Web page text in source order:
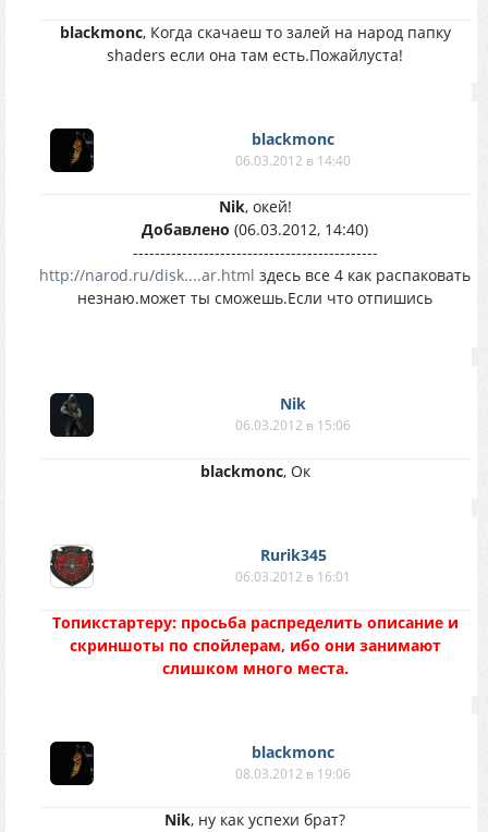
blackmonc, Когда скачаеш то залей на народ папку
shaders если она там есть.Пожайлуста!
blackmonc
06.03.2012 в 14:40
Nik, окей!
Добавлено (06.03.2012, 14:40)
---------------------------------------------
http://narod.ru/disk....ar.html здесь все 4 как распаковать
незнаю.может ты сможешь.Если что отпишись
Nik
06.03.2012 в 15:06
blackmonc, Ок
Rurik345
06.03.2012 в 16:01
Топикстартеру: просьба распределить описание и
скриншоты по спойлерам, ибо они занимают
слишком много места.
blackmonc
08.03.2012 в 19:06
Nik, ну как успехи брат?